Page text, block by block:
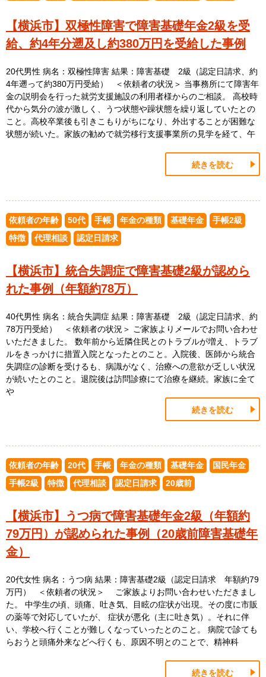
【横浜市】双極性障害で障害基礎年金2級を受
給、約4年分遡及し約380万円を受給した事例
20代男性 病名：双極性障害 結果：障害基礎 2級（認定日請求、約
4年遡って約380万円受給） ＜依頼者の状況＞ 当事務所にて障害年
金の説明会を行った就労支援施設の利用者様からのご相談。 高校時
代から気分の波が激しく、うつ状態や躁状態を繰り返していたとの
こと。高校卒業後も引きこもりがちになり、外出することが困難な
状態が続いた。家族の勧めで就労移行支援事業所の見学を経て、午
続きを読む
依頼者の年齢 50代 手帳 年金の種類 基礎年金
手帳2級
特徴
代理相談 認定日請求
【横浜市】統合失調症で障害基礎2級が認めら
れた事例（年額約78万）
40代男性 病名：統合失調症 結果：障害基礎 2級（認定日請求、約
78万円受給） ＜依頼者の状況＞ ご家族よりメールでお問い合わせ
いただきました。 数年前から近隣住民とのトラブルが増え、トラブ
ルをきっかけに措置入院となったとのこと。入院後、医師から統合
失調症の診断を受けるも、病識がなく、治療への意欲が乏しい状況
が続いたとのこと。退院後は訪問診療にて治療を継続。家族に全て
や
続きを読む
依頼者の年齢 20代 手帳 年金の種類 基礎年金
国民年金
手帳2級
特徴 代理相談 認定日請求 20歳前
【横浜市】うつ病で障害基礎年金2級（年額約
79万円）が認められた事例（20歳前障害基礎年
金）
20代女性 病名：うつ病 結果：障害基礎2級（認定日請求 年額約79
万円） ＜依頼者の状況＞ ご家族よりお問い合わせいただきまし
た。 中学生の頃、頭痛、吐き気、目眩の症状が出現。その度に市販
の薬等で対応していたが、 症状が悪化（主に吐き気）。それに伴
い、学校へ行くことが難しくなっていったとのこと。 病院で診ても
らおうと頭痛外来などへ行くも、原因不明とのことで、精神科
続きを読む